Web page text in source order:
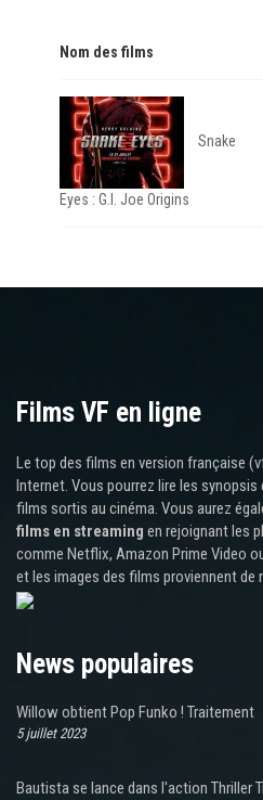
Nom des films
Snake
Eyes : G.I. Joe Origins
Films VF en ligne
Le top des films en version française
Internet. Vous pourrez lire les
films sortis au cinéma. Vous aurez
films en streaming en rejoignant les
comme Netflix, Amazon Prime Video
et les images des films proviennent de
News populaires
Willow obtient Pop Funko ! Traitement
5 juillet 2023
Bautista se lance dans l'action Thriller